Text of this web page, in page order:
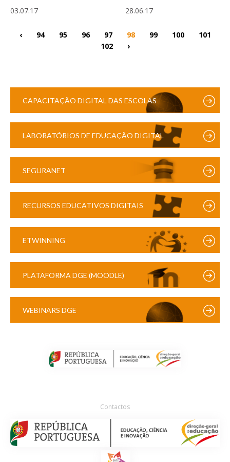
03.07.17
28.06.17
‹ 94 95 96 97 98 99 100
101
102
›
CAPACITAÇÃO DIGITAL DAS ESCOLAS
LABORATÓRIOS DE EDUCAÇÃO DIGITAL
SEGURANET
RECURSOS EDUCATIVOS DIGITAIS
ETWINNING
PLATAFORMA DGE (MOODLE)
WEBINARS DGE
Contactos